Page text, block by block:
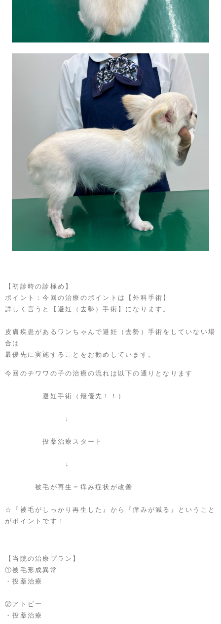
【初診時の診極め】
ポイント：今回の治療のポイントは【外科手術】
詳しく言うと【避妊（去勢）手術】になります。
皮膚疾患があるワンちゃんで避妊（去勢）手術をしていない場
合は
最優先に実施することをお勧めしています。
今回のチワワの子の治療の流れは以下の通りとなります
避妊手術（最優先！！）
↓
投薬治療スタート
↓
被毛が再生＝痒み症状が改善
☆『被毛がしっかり再生した』から『痒みが減る』ということ
がポイントです！
【当院の治療プラン】
①被毛形成異常
・投薬治療
②アトピー
・投薬治療